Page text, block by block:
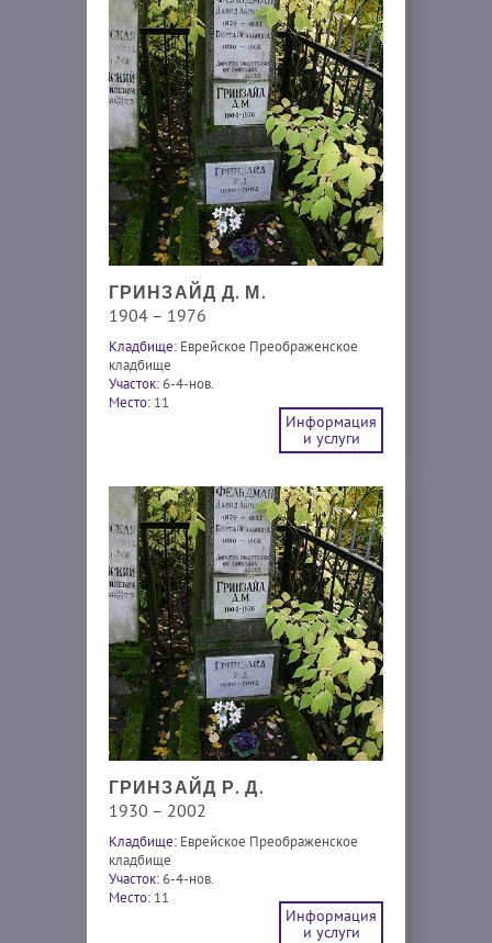
ГРИНЗАЙД Д. М.
1904 – 1976
Кладбище: Еврейское Преображенское
кладбище
Участок:6-4-нов.
Место: 11
Информация
и услуги
ГРИНЗАЙД Р. Д.
1930 – 2002
Кладбище: Еврейское Преображенское
кладбище
Участок:6-4-нов.
Место: 11
Информация
и услуги